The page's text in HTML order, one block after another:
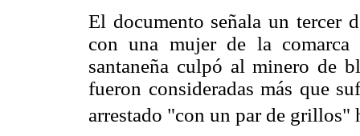
El documento señala un tercer
con una mujer de la
santaneña culpó al minero de
fueron consideradas más que
arrestado "con un par de grillos"